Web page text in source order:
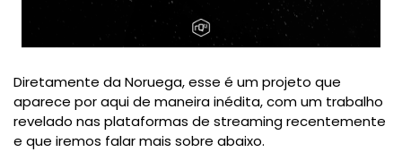
Diretamente da Noruega, esse é um projeto que
aparece por aqui de maneira inédita, com um trabalho
revelado nas plataformas de streaming recentemente
e que iremos falar mais sobre abaixo.